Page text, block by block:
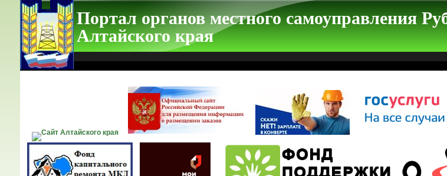
Портал органов местного самоуправления
Алтайского края